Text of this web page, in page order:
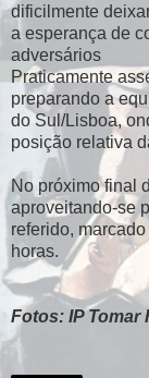
dificilmente
a esperança de
adversários
Praticamente
preparando a
do Sul/Lisboa,
posição relativa
No próximo final
aproveitando-se
referido,
horas.
Fotos: IP Tomar